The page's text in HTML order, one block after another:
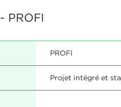
- PROFI
PROFI
Projet intégré et